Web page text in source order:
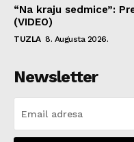
“Na kraju sedmice”:
(VIDEO)
TUZLA 8. Augusta 2026.
Newsletter